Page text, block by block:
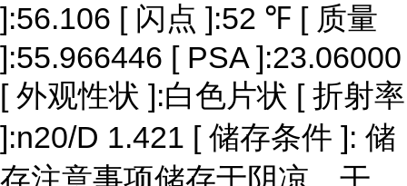
]:56.106 [ 闪点 ]:52 ℉ [ 质量
]:55.966446 [ PSA ]:23.06000
[ 外观性状 ]:白色片状 [ 折射率
]:n20/D 1.421 [ 储存条件 ]: 储
存注意事项储存于阴凉、干